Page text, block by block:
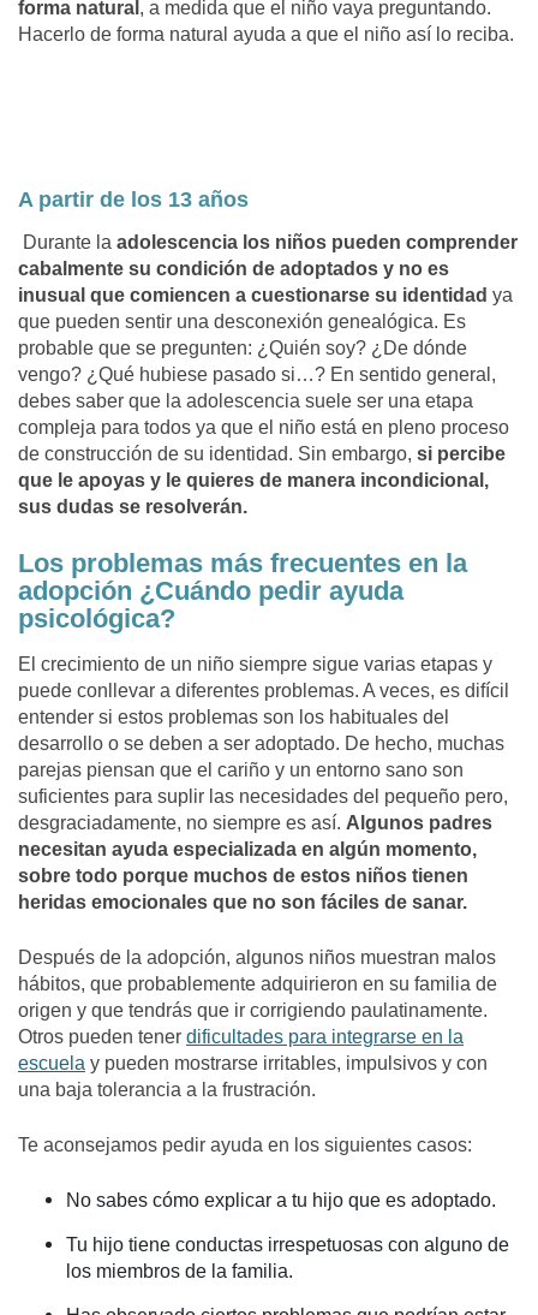
forma natural , a medida que el niño vaya preguntando.
Hacerlo de forma natural ayuda a que el niño así lo reciba.
A partir de los 13 años
Durante la adolescencia los niños pueden comprender
cabalmente su condición de adoptados y no es
inusual que comiencen a cuestionarse su identidad ya
que pueden sentir una desconexión genealógica. Es
probable que se pregunten: ¿Quién soy? ¿De dónde
vengo? ¿Qué hubiese pasado si…? En sentido general,
debes saber que la adolescencia suele ser una etapa
compleja para todos ya que el niño está en pleno proceso
de construcción de su identidad. Sin embargo, si percibe
que le apoyas y le quieres de manera incondicional,
sus dudas se resolverán.
Los problemas más frecuentes en la
adopción ¿Cuándo pedir ayuda
psicológica?
El crecimiento de un niño siempre sigue varias etapas y
puede conllevar a diferentes problemas. A veces, es difícil
entender si estos problemas son los habituales del
desarrollo o se deben a ser adoptado. De hecho, muchas
parejas piensan que el cariño y un entorno sano son
suficientes para suplir las necesidades del pequeño pero,
desgraciadamente, no siempre es así. Algunos padres
necesitan ayuda especializada en algún momento,
sobre todo porque muchos de estos niños tienen
heridas emocionales que no son fáciles de sanar.
Después de la adopción, algunos niños muestran malos
hábitos, que probablemente adquirieron en su familia de
origen y que tendrás que ir corrigiendo paulatinamente.
Otros pueden tener dificultades para integrarse en la
escuela y pueden mostrarse irritables, impulsivos y con
una baja tolerancia a la frustración.
Te aconsejamos pedir ayuda en los siguientes casos:
No sabes cómo explicar a tu hijo que es adoptado.
Tu hijo tiene conductas irrespetuosas con alguno de
los miembros de la familia.